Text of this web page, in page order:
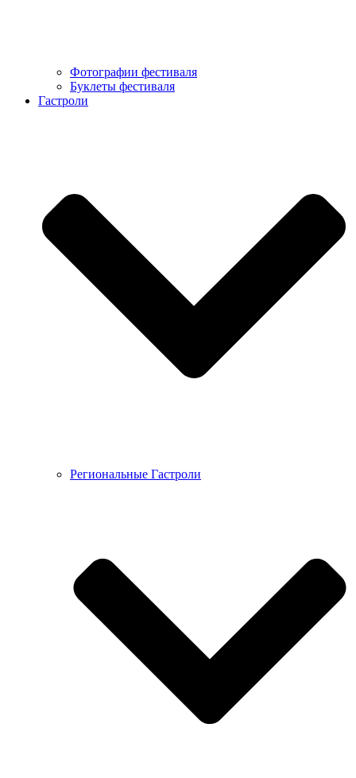
Фотографии фестиваля
Буклеты фестиваля
Гастроли
Региональные Гастроли